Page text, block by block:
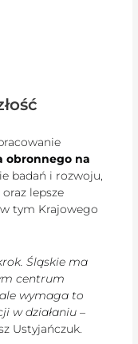
obronnego na
badań i rozwoju,
lepsze
tym Krajowego
Śląskie ma
centrum
wymaga to
w działaniu –
Ustyjańczuk.